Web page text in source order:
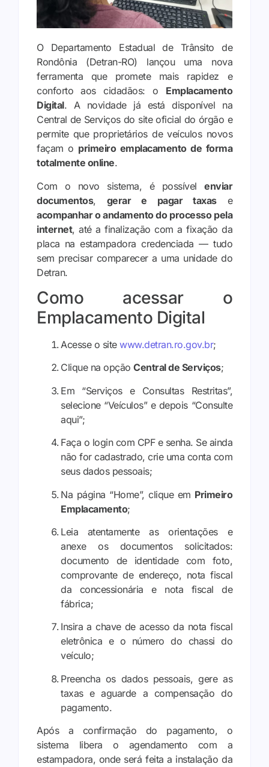
O Departamento Estadual de Trânsito de
Rondônia (Detran-RO) lançou uma nova
ferramenta que promete mais rapidez e
conforto aos cidadãos: o Emplacamento
Digital. A novidade já está disponível na
Central de Serviços do site oficial do órgão e
permite que proprietários de veículos novos
façam o primeiro emplacamento de forma
totalmente online.
Com o novo sistema, é possível enviar
documentos, gerar e pagar taxase
acompanhar o andamento do processo pela
internet, até a finalização com a fixação da
placa na estampadora credenciada — tudo
sem precisar comparecer a uma unidade do
Detran.
Como acessar o
Emplacamento Digital
Acesse o site www.detran.ro.gov.br;
Clique na opção Central de Serviços;
Em “Serviços e Consultas Restritas”,
selecione “Veículos” e depois “Consulte
aqui”;
Faça o login com CPF e senha. Se ainda
não for cadastrado, crie uma conta com
seus dados pessoais;
Na página “Home”, clique em Primeiro
Emplacamento;
Leia atentamente as orientações e
anexe os documentos solicitados:
documento de identidade com foto,
comprovante de endereço, nota fiscal
da concessionária e nota fiscal de
fábrica;
Insira a chave de acesso da nota fiscal
eletrônica e o número do chassi do
veículo;
Preencha os dados pessoais, gere as
taxas e aguarde a compensação do
pagamento.
Após a confirmação do pagamento, o
sistema libera o agendamento com a
estampadora, onde será feita a instalação da